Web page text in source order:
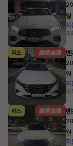
월
조
리스
월
조
리스
월